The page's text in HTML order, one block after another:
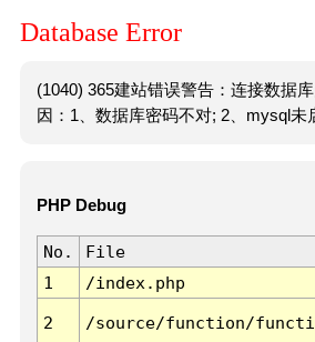
Database Error
(1040) 365建站错误警告：连接数据
因：1、数据库密码不对; 2、mysql未
PHP Debug
No. File
1
/index.php
2 /source/function/